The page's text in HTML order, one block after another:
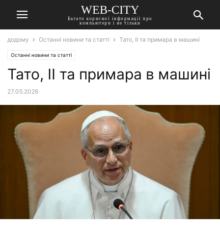
WEB-CITY
Багато корисної інформації про
компьютери і не тільки
додому Останні новини та статті Тато, ІІ та примара в машині
Останні новини та статті
Тато, ІІ та примара в машині
27.05.2026